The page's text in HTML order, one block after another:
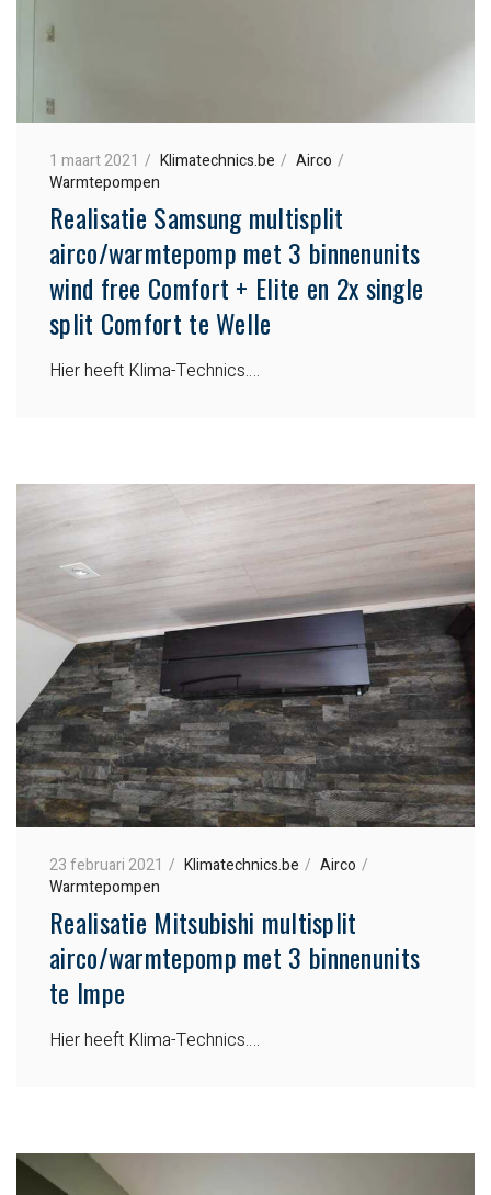
1 maart 2021 Klimatechnics.be
Airco
Warmtepompen
Realisatie Samsung multisplit
airco/warmtepomp met 3 binnenunits
wind free Comfort + Elite en 2x single
split Comfort te Welle
Hier heeft Klima-Technics….
23 februari 2021 Klimatechnics.be
Airco
Warmtepompen
Realisatie Mitsubishi multisplit
airco/warmtepomp met 3 binnenunits
te Impe
Hier heeft Klima-Technics….